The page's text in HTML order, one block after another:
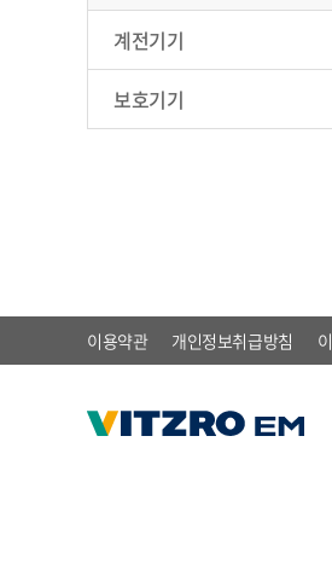
계전기기
보호기기
이용약관 개인정보취급방침